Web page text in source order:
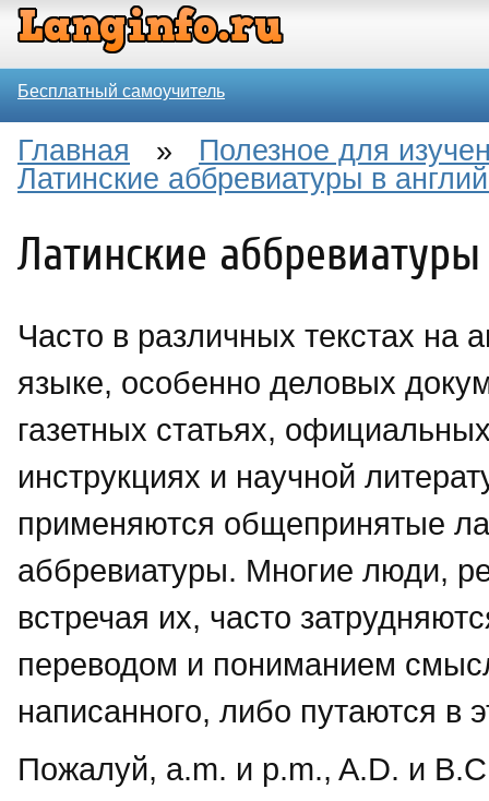
Бесплатный самоучитель
Главная » Полезное для
Латинские аббревиатуры в
Латинские
Часто в различных текстах на
языке, особенно деловых
газетных статьях,
инструкциях и научной
применяются общепринятые
аббревиатуры. Многие люди,
встречая их, часто
переводом и пониманием
написанного, либо путаются в
Пожалуй, a.m. и p.m., A.D. и